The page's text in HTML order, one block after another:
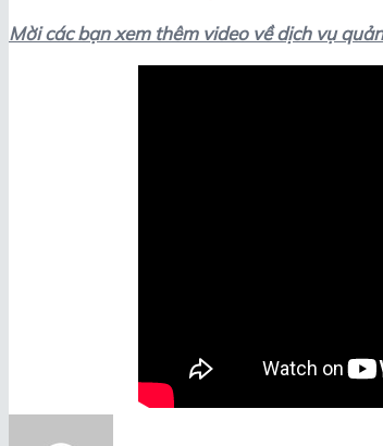
Mời các bạn xem thêm video về dịch vụ